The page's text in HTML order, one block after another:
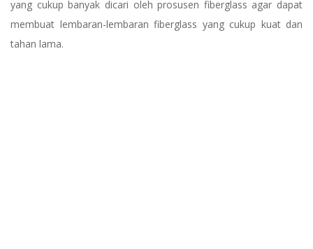
yang cukup banyak dicari oleh prosusen fiberglass agar dapat
membuat lembaran-lembaran fiberglass yang cukup kuat dan
tahan lama.